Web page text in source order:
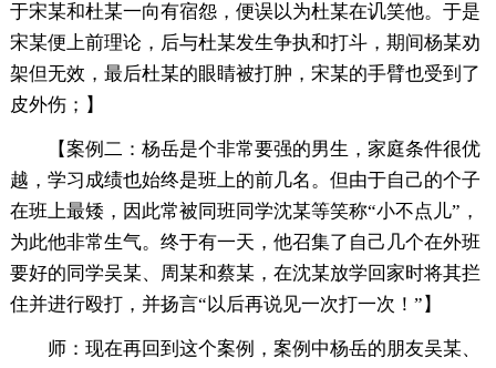
于宋某和杜某一向有宿怨，便误以为杜某在讥笑他。于是
宋某便上前理论，后与杜某发生争执和打斗，期间杨某劝
架但无效，最后杜某的眼睛被打肿，宋某的手臂也受到了
皮外伤；】
【案例二：杨岳是个非常要强的男生，家庭条件很优
越，学习成绩也始终是班上的前几名。但由于自己的个子
在班上最矮，因此常被同班同学沈某等笑称“小不点儿”，
为此他非常生气。终于有一天，他召集了自己几个在外班
要好的同学吴某、周某和蔡某，在沈某放学回家时将其拦
住并进行殴打，并扬言“以后再说见一次打一次！”】
师：现在再回到这个案例，案例中杨岳的朋友吴某、